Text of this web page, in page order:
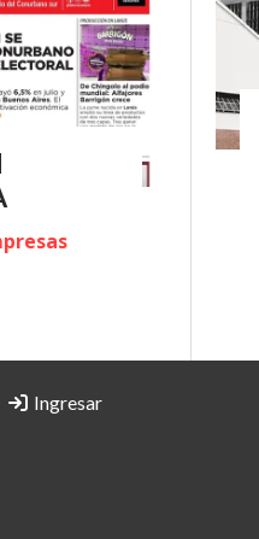
Ingresar